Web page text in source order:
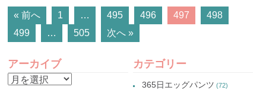
POSTS
NAVIGATION
« 前へ 1 … 495 496 497
498
499
… 505 次へ »
アーカイブ
ア
カテゴリー
365日エッグパンツ (72)